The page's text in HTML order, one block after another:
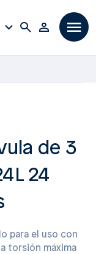
de 3
24
para el uso con
torsión máxima